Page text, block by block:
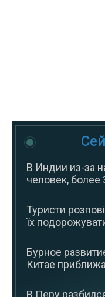
В Индии из-за
человек, более
Туристи
їх
Бурное
Китае
В Перу